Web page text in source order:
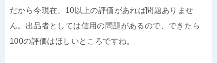
だから今現在、10以上の評価があれば問題ありませ
ん。出品者としては信用の問題があるので、できたら
100の評価はほしいところですね。